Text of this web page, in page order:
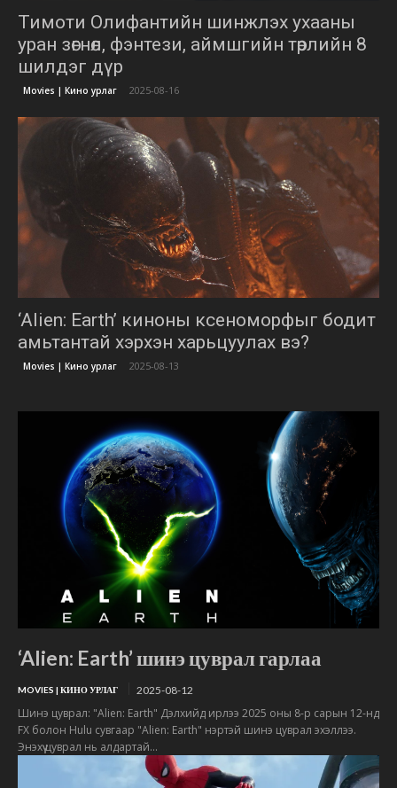
Тимоти Олифантийн шинжлэх ухааны
уран зөгнөл, фэнтези, аймшгийн төрлийн 8
шилдэг дүр
Movies | Кино урлаг 2025-08-16
‘Alien: Earth’ киноны ксеноморфыг бодит
амьтантай хэрхэн харьцуулах вэ?
Movies | Кино урлаг 2025-08-13
‘Alien: Earth’ шинэ цуврал гарлаа
MOVIES | КИНО УРЛАГ 2025-08-12
Шинэ цуврал: "Alien: Earth" Дэлхийд ирлээ 2025 оны 8-р сарын 12-нд
FX болон Hulu сувгаар "Alien: Earth" нэртэй шинэ цуврал эхэллээ.
Энэхүү цуврал нь алдартай...